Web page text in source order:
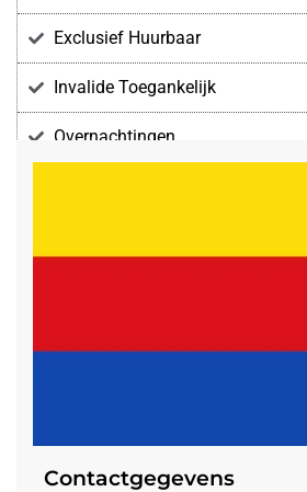
Exclusief Huurbaar
Invalide Toegankelijk
Overnachtingen
Contactgegevens